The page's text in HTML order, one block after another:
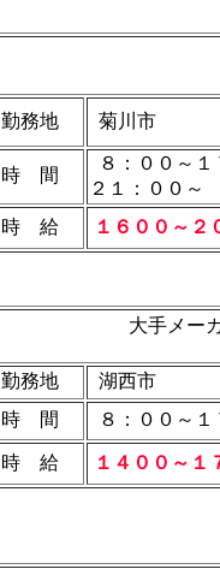
勤務地 菊川市
時 間
８：００～１
２１：０
時 給
１６００～２
大手メー
勤務地
湖西市
時 間
８：００～１
時 給 １４００～１